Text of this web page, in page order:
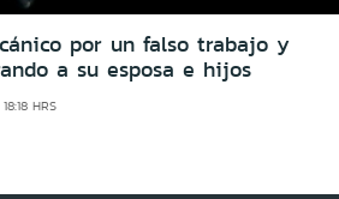
por un falso trabajo y
a su esposa e hijos
HRS